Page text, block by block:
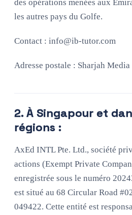
des opérations menées aux
les autres pays du Golfe.
Contact : info@ib-tutor.com
Adresse postale : Sharjah
2. À Singapour et
régions :
AxEd INTL Pte. Ltd., société
actions (Exempt Private
enregistrée sous le numéro
est situé au 68 Circular Road
049422. Cette entité est